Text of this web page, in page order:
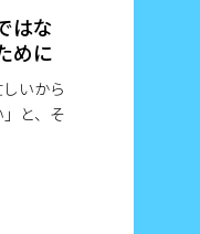
はな
めに
いから
と、そ